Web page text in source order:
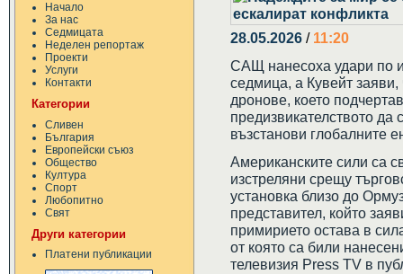
Начало
За нас
Седмицата
Неделен репортаж
Проекти
Услуги
Контакти
Категории
Сливен
България
Европейски съюз
Общество
Култура
Спорт
Любопитно
Свят
Други категории
Платени публикации
28.05.2026 / 11:20
САЩ нанесоха удари по
седмица, а Кувейт заяви,
дронове, което
предизвикателството
възстанови глобалните
Американските сили са
изстреляни срещу
установка близо до
представител, който
примирието остава в
от която са били
телевизия Press TV в